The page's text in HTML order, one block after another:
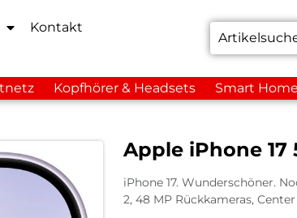
Kontakt
Kopfhörer & Headsets Smart Home
Apple iPhone 17
iPhone 17. Wunderschöner.
2, 48 MP Rückkameras,